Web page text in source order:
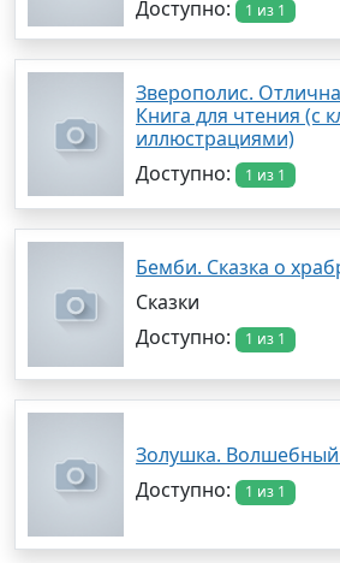
Доступно:
1 из 1
Зверополис.
Книга для чтения (с
иллюстрациями)
Доступно:
1 из 1
Бемби. Сказка о
Сказки
Доступно:
1 из 1
Золушка.
Доступно:
1 из 1